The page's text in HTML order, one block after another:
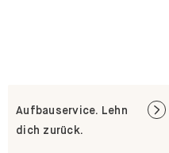
Aufbauservice. Lehn
dich zurück.